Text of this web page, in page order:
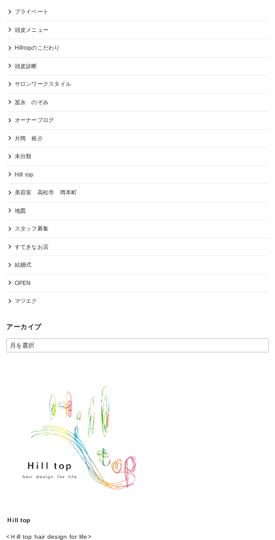
プライベート
頭皮メニュー
Hilltopのこだわり
頭皮診断
サロンワークスタイル
冨永 のぞみ
オーナーブログ
片岡 裕介
未分類
Hill top
美容室 高松市 岡本町
地図
スタッフ募集
すてきなお店
結婚式
OPEN
マツエク
アーカイブ
Ｈill top
<Ｈill top hair design for life>